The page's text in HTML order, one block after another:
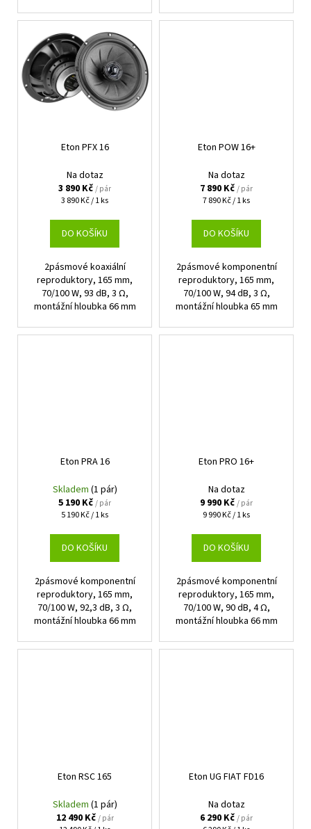
Eton PFX 16
Na dotaz
3 890 Kč/ pár
Měrná
3 890 Kč / 1 ks
DO KOŠÍKU
2pásmové koaxiální
reproduktory, 165 mm,
70/100 W, 93 dB, 3 Ω,
montážní hloubka 66 mm
Eton POW 16+
Na dotaz
7 890 Kč/ pár
Měrná
7 890 Kč / 1 ks
DO KOŠÍKU
2pásmové komponentní
reproduktory, 165 mm,
70/100 W, 94 dB, 3 Ω,
montážní hloubka 65 mm
Eton PRA 16
Skladem (1 pár)
5 190 Kč/ pár
Měrná
5 190 Kč / 1 ks
DO KOŠÍKU
2pásmové komponentní
reproduktory, 165 mm,
70/100 W, 92,3 dB, 3 Ω,
montážní hloubka 66 mm
Eton PRO 16+
Na dotaz
9 990 Kč/ pár
Měrná
9 990 Kč / 1 ks
DO KOŠÍKU
2pásmové komponentní
reproduktory, 165 mm,
70/100 W, 90 dB, 4 Ω,
montážní hloubka 66 mm
Eton RSC 165
Skladem (1 pár)
12 490 Kč/ pár
Eton UG FIAT FD16
Na dotaz
6 290 Kč/ pár